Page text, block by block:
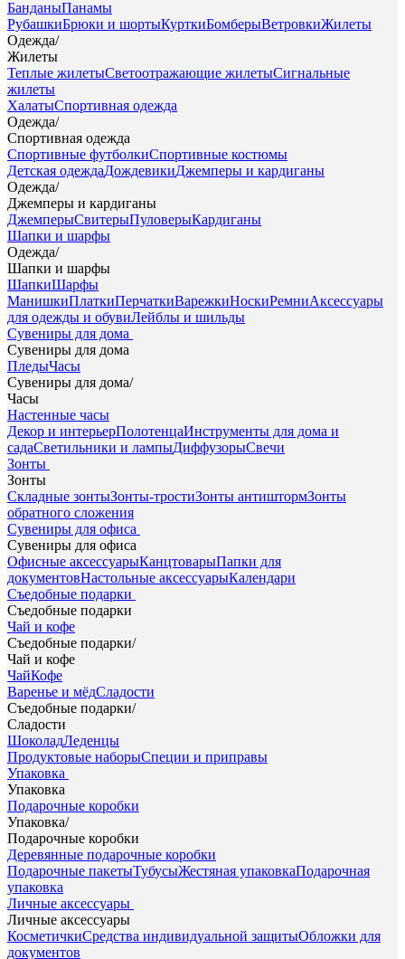
БанданыПанамы
РубашкиБрюки и шортыКурткиБомберыВетровкиЖилеты
Одежда/
Жилеты
Теплые жилетыСветоотражающие жилетыСигнальные
жилеты
ХалатыСпортивная одежда
Одежда/
Спортивная одежда
Спортивные футболкиСпортивные костюмы
Детская одеждаДождевикиДжемперы и кардиганы
Одежда/
Джемперы и кардиганы
ДжемперыСвитерыПуловерыКардиганы
Шапки и шарфы
Одежда/
Шапки и шарфы
ШапкиШарфы
МанишкиПлаткиПерчаткиВарежкиНоскиРемниАксессуары
для одежды и обувиЛейблы и шильды
Сувениры для дома
Сувениры для дома
ПледыЧасы
Сувениры для дома/
Часы
Настенные часы
Декор и интерьерПолотенцаИнструменты для дома и
садаСветильники и лампыДиффузорыСвечи
Зонты
Зонты
Складные зонтыЗонты-тростиЗонты антиштормЗонты
обратного сложения
Сувениры для офиса
Сувениры для офиса
Офисные аксессуарыКанцтоварыПапки для
документовНастольные аксессуарыКалендари
Съедобные подарки
Съедобные подарки
Чай и кофе
Съедобные подарки/
Чай и кофе
ЧайКофе
Варенье и мёдСладости
Съедобные подарки/
Сладости
ШоколадЛеденцы
Продуктовые наборыСпеции и приправы
Упаковка
Упаковка
Подарочные коробки
Упаковка/
Подарочные коробки
Деревянные подарочные коробки
Подарочные пакетыТубусыЖестяная упаковкаПодарочная
упаковка
Личные аксессуары
Личные аксессуары
КосметичкиСредства индивидуальной защитыОбложки для
документов